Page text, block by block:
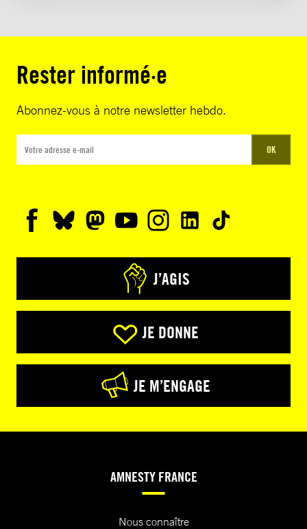
Rester informé·e
Abonnez-vous à notre newsletter hebdo.
OK
J’AGIS
JE DONNE
JE M’ENGAGE
AMNESTY FRANCE
Nous connaître